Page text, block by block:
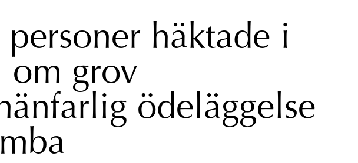
personer häktade i
om grov
ödeläggelse